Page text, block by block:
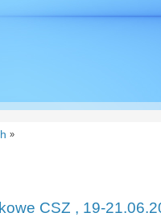
»
CSZ , 19-